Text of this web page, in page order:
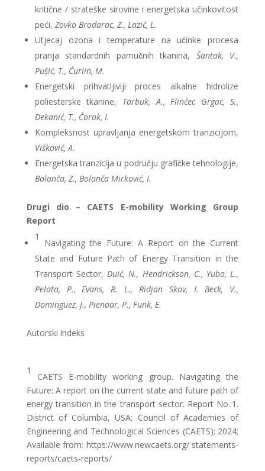
kritične / strateške sirovine i energetska učinkovitost
peći, Zovko Brodarac, Z., Lazić, L.
Utjecaj ozona i temperature na učinke procesa
pranja standardnih pamučnih tkanina, Šantak, V.,
Pušić, T., Čurlin, M.
Energetski prihvatljiviji proces alkalne hidrolize
poliesterske tkanine, Tarbuk, A., Flinčec Grgac, S.,
Dekanić, T., Čorak, I.
Kompleksnost upravljanja energetskom tranzicijom,
Višković, A.
Energetska tranzicija u području grafičke tehnologije,
Bolanča, Z., Bolanča Mirković, I.
Drugi dio – CAETS E-mobility Working Group
Report
1
Navigating the Future: A Report on the Current
State and Future Path of Energy Transition in the
Transport Sector,Duić, N., Hendrickson, C., Yubo, L.,
Pelata, P., Evans, R. L., Ridjan Skov, I. Beck, V.,
Dominguez, J., Pienaar, P., Funk, E.
Autorski indeks
1
CAETS E-mobility working group. Navigating the
Future: A report on the current state and future path of
energy transition in the transport sector. Report No.:1.
District of Columbia, USA: Council of Academies of
Engineering and Technological Sciences (CAETS); 2024;
Available from: https://www.newcaets.org/ statements-
reports/caets-reports/